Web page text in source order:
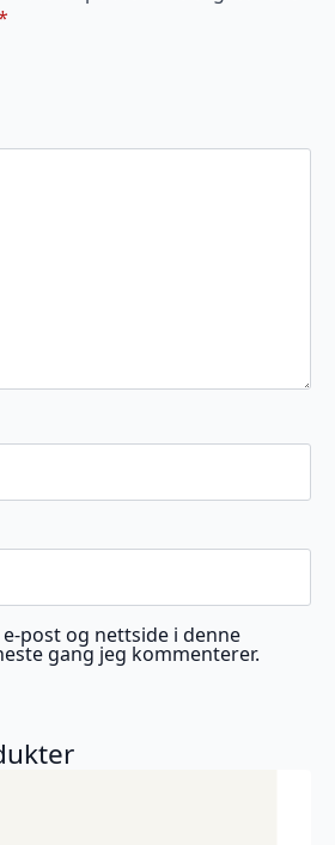
post og nettside i denne
gang jeg kommenterer.